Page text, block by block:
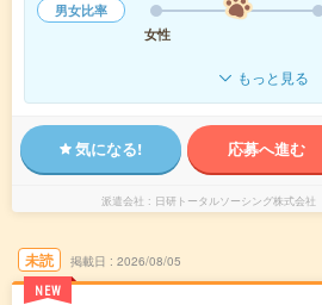
男女比率
女性
もっと見る
気になる! 応募へ進む
派遣会社 日研トータルソーシング株式会
未読
NEW
掲載日 2026/08/05